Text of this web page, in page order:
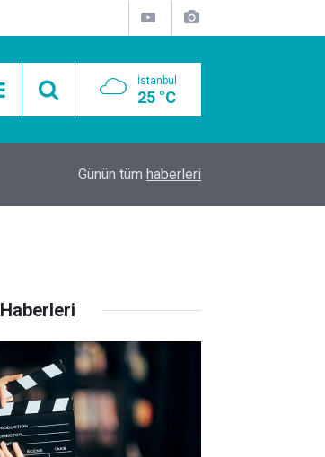
İstanbul
25 °C
Mobil Araçlarla Hayır Lokması Dağıtımının
Günün tüm haberleri
Haberleri